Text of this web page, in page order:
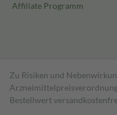
Affiliate Programm
Zu Risiken und
Bestell­wert